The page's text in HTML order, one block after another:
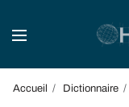
Accueil Dictionnaire